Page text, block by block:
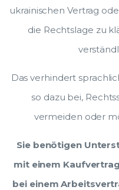
ukrainischen Vertrag
die Rechtslage zu
Das verhindert
so dazu bei,
vermeiden oder
Sie benötigen
mit einem
bei einem